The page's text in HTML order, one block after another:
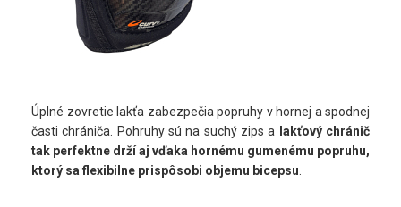
Úplné zovretie lakťa zabezpečia popruhy v hornej a spodnej
časti chrániča. Pohruhy sú na suchý zips a
lakťový chránič
tak perfektne drží aj vďaka hornému gumenému popruhu,
ktorý sa flexibilne prispôsobi objemu bicepsu